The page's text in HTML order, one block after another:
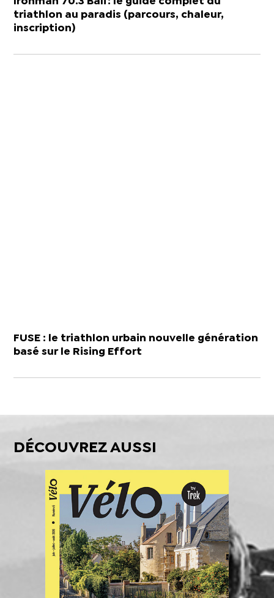
triathlon au paradis (parcours, chaleur,
inscription)
FUSE : le triathlon urbain nouvelle génération
basé sur le Rising Effort
DÉCOUVREZ AUSSI